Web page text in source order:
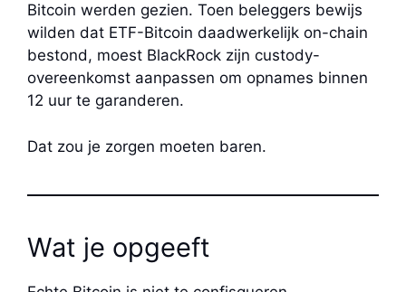
Bitcoin werden gezien. Toen beleggers bewijs
wilden dat ETF-Bitcoin daadwerkelijk on-chain
bestond, moest BlackRock zijn custody-
overeenkomst aanpassen om opnames binnen
12 uur te garanderen.
Dat zou je zorgen moeten baren.
Wat je opgeeft